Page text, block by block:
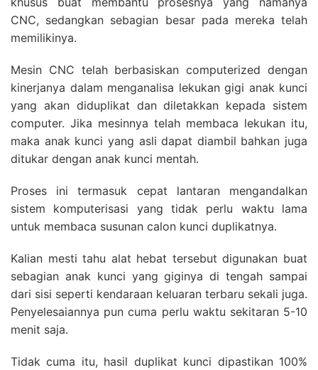
CNC, sedangkan sebagian besar pada mereka telah
memilikinya.
Mesin CNC telah berbasiskan computerized dengan
kinerjanya dalam menganalisa lekukan gigi anak kunci
yang akan diduplikat dan diletakkan kepada sistem
computer. Jika mesinnya telah membaca lekukan itu,
maka anak kunci yang asli dapat diambil bahkan juga
ditukar dengan anak kunci mentah.
Proses ini termasuk cepat lantaran mengandalkan
sistem komputerisasi yang tidak perlu waktu lama
untuk membaca susunan calon kunci duplikatnya.
Kalian mesti tahu alat hebat tersebut digunakan buat
sebagian anak kunci yang giginya di tengah sampai
dari sisi seperti kendaraan keluaran terbaru sekali juga.
Penyelesaiannya pun cuma perlu waktu sekitaran 5-10
menit saja.
Tidak cuma itu, hasil duplikat kunci dipastikan 100%